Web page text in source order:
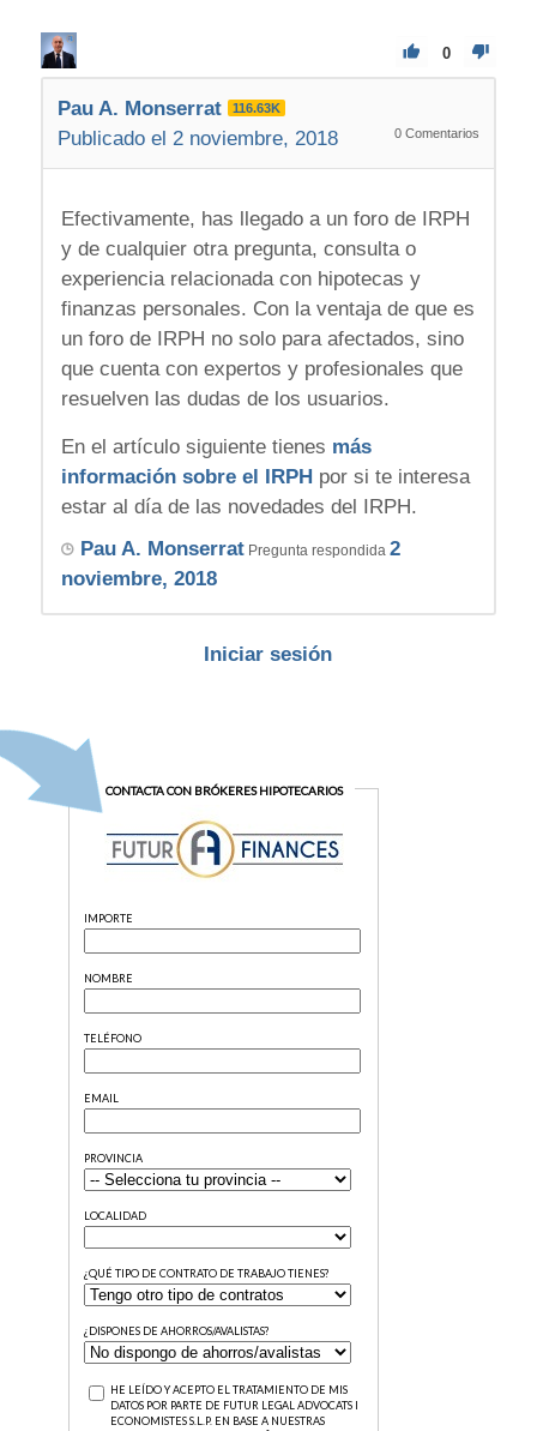
0
Pau A. Monserrat 116.63K
Publicado el 2 noviembre, 2018 0 Comentarios
Efectivamente, has llegado a un foro de IRPH
y de cualquier otra pregunta, consulta o
experiencia relacionada con hipotecas y
finanzas personales. Con la ventaja de que es
un foro de IRPH no solo para afectados, sino
que cuenta con expertos y profesionales que
resuelven las dudas de los usuarios.
En el artículo siguiente tienes más
información sobre el IRPHpor si te interesa
estar al día de las novedades del IRPH.
Pau A. MonserratPregunta respondida 2
noviembre, 2018
Iniciar sesión